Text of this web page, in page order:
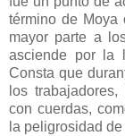
término de Moya
mayor parte a
asciende por la
Consta que
los
con cuerdas,
la peligrosidad